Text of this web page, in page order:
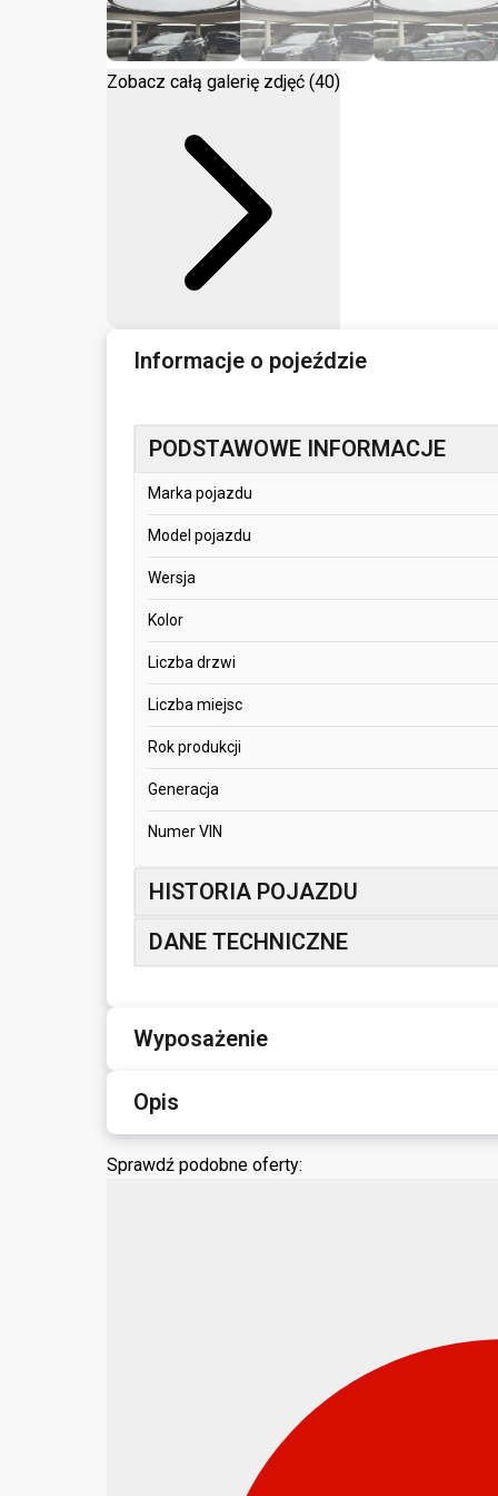
Zobacz całą galerię zdjęć (40)
Informacje o pojeździe
PODSTAWOWE INFORMACJE
Marka pojazdu
Model pojazdu
Wersja
Kolor
Liczba drzwi
Liczba miejsc
Rok produkcji
Generacja
Numer VIN
HISTORIA POJAZDU
DANE TECHNICZNE
Wyposażenie
Opis
Sprawdź podobne oferty: